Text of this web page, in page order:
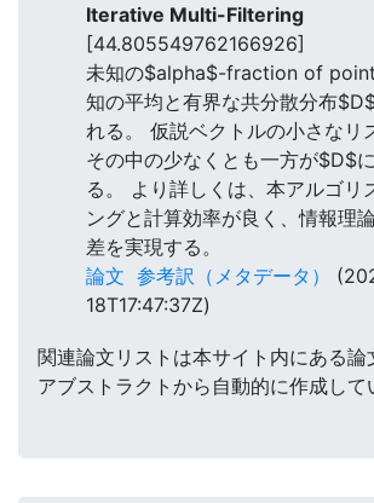
Iterative Multi-Filtering
[44.805549762166926]
未知の$alpha$-fraction of
知の平均と有界な共分散分布
れる。 仮説ベクトルの小さなリ
その中の少なくとも一方が$D$
る。 より詳しくは、本アルゴリ
ングと計算効率が良く、情報理
差を実現する。
論文 参考訳（メタデータ）
18T17:47:37Z)
関連論文リストは本サイト内にある論
アブストラクトから自動的に作成して